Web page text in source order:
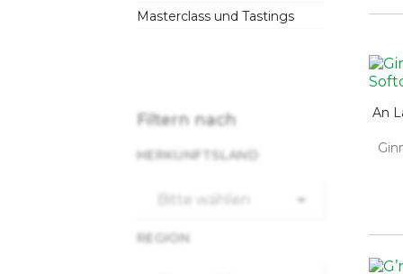
Masterclass und Tastings
Filtern nach
HERKUNFTSLAND
Bitte wählen 
REGION
An